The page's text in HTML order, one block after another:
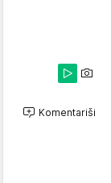
Komentariši